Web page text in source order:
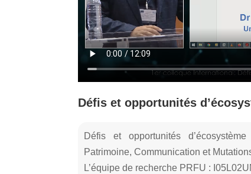
Défis et opportunités
Défis et opportunités
Patrimoine, Communication et
L’équipe de recherche PRFU :